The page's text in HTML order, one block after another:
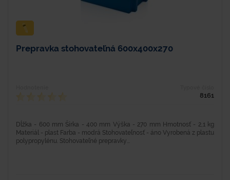
Prepravka stohovateľná 600x400x270
8161
Dĺžka - 600 mm Šírka - 400 mm Výška - 270 mm Hmotnosť - 2,1 kg
Materiál - plast Farba - modrá Stohovateľnosť - áno Vyrobená z plastu
polypropylénu. Stohovateľné prepravky...